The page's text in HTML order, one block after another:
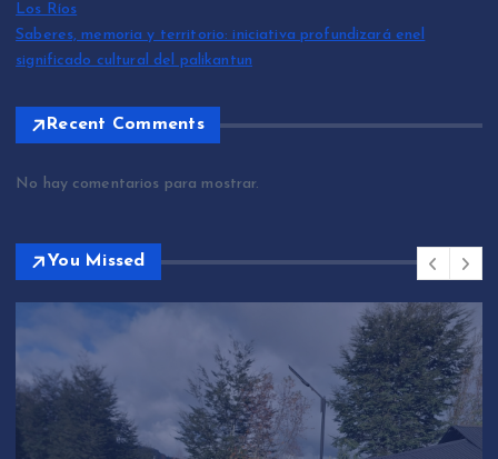
Los Ríos
Saberes, memoria y territorio: iniciativa profundizará enel
significado cultural del palikantun
Recent Comments
No hay comentarios para mostrar.
You Missed